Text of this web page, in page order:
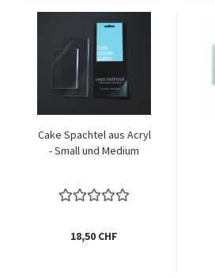
Cake Spachtel aus Acryl
- Small und Medium
18,50 CHF